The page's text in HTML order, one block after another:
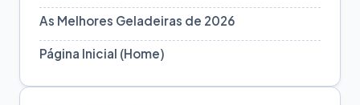
As Melhores Geladeiras de 2026
Página Inicial (Home)